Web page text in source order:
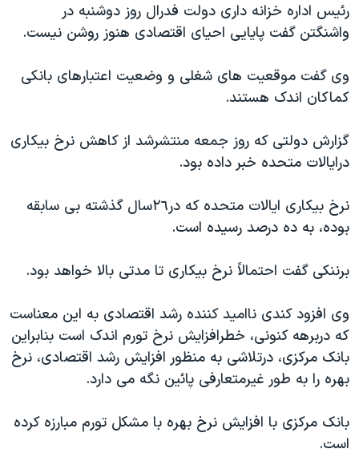
نرگس محمدی برنده جایزه نوبل صلح
صفحه‌های ویژه
رئیس اداره خزانه داری دولت فدرال روز دوشنبه در
واشنگتن گفت پایایی احیای اقتصادی هنوز روشن نیست.
وی گفت موقعیت های شغلی و وضعیت اعتبارهای بانکی
کماکان اندک هستند.
گزارش دولتی که روز جمعه منتشرشد از کاهش نرخ بیکاری
درایالات متحده خبر داده بود.
نرخ بیکاری ایالات متحده که در٢٦سال گذشته بی سابقه
بوده، به ده درصد رسیده است.
برننکی گفت احتمالاً نرخ بیکاری تا مدتی بالا خواهد بود.
وی افزود کندی ناامید کننده رشد اقتصادی به این معناست
که دربرهه کنونی، خطرافزایش نرخ تورم اندک است بنابراین
بانک مرکزی، درتلاشی به منظور افزایش رشد اقتصادی، نرخ
بهره را به طور غیرمتعارفی پائین نگه می دارد.
بانک مرکزی با افزایش نرخ بهره با مشکل تورم مبارزه کرده
است.